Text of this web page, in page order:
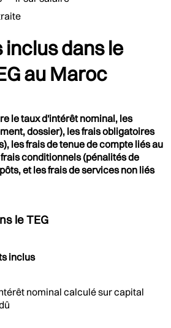
inclus dans le
au Maroc
le taux d'intérêt nominal, les
dossier), les frais obligatoires
les frais de tenue de compte liés au
conditionnels (pénalités de
et les frais de services non liés
le TEG
inclus
nominal calculé sur capital